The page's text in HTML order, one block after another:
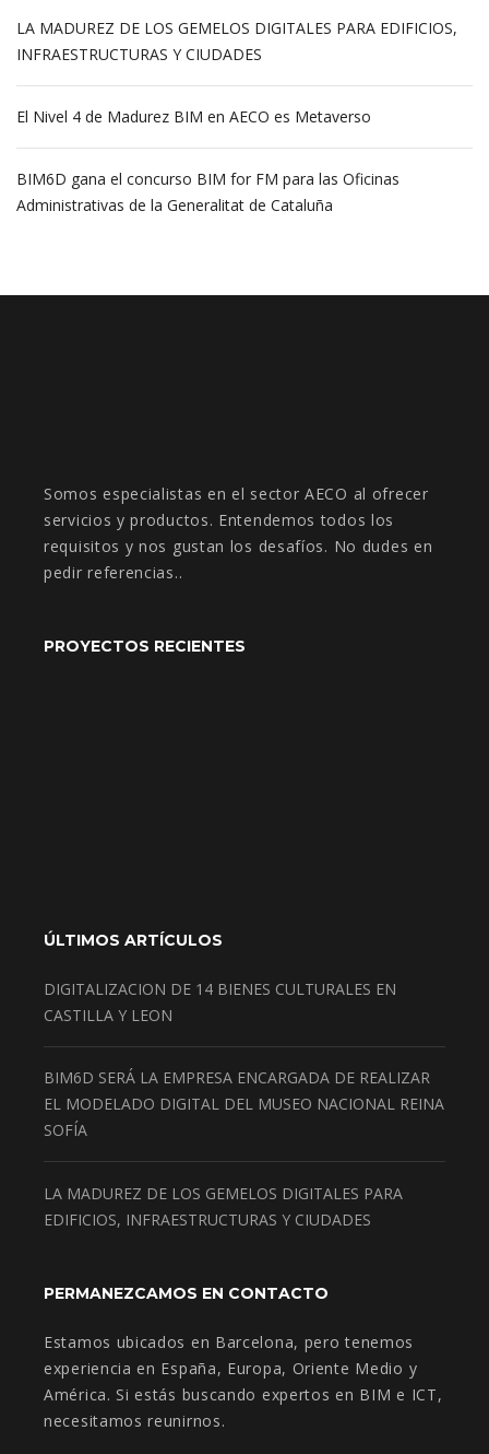
LA MADUREZ DE LOS GEMELOS DIGITALES PARA EDIFICIOS,
INFRAESTRUCTURAS Y CIUDADES
El Nivel 4 de Madurez BIM en AECO es Metaverso
BIM6D gana el concurso BIM for FM para las Oficinas
Administrativas de la Generalitat de Cataluña
Somos especialistas en el sector AECO al ofrecer
servicios y productos. Entendemos todos los
requisitos y nos gustan los desafíos. No dudes en
pedir referencias..
PROYECTOS RECIENTES
ÚLTIMOS ARTÍCULOS
DIGITALIZACION DE 14 BIENES CULTURALES EN
CASTILLA Y LEON
BIM6D SERÁ LA EMPRESA ENCARGADA DE REALIZAR
EL MODELADO DIGITAL DEL MUSEO NACIONAL REINA
SOFÍA
LA MADUREZ DE LOS GEMELOS DIGITALES PARA
EDIFICIOS, INFRAESTRUCTURAS Y CIUDADES
PERMANEZCAMOS EN CONTACTO
Estamos ubicados en Barcelona, pero tenemos
experiencia en España, Europa, Oriente Medio y
América. Si estás buscando expertos en BIM e ICT,
necesitamos reunirnos.